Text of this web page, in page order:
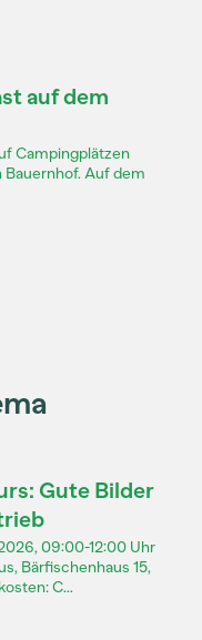
auf dem
Campingplätzen
Auf dem
Gute Bilder
09:00-12:00 Uhr
Bärfischenhaus 15,
C...